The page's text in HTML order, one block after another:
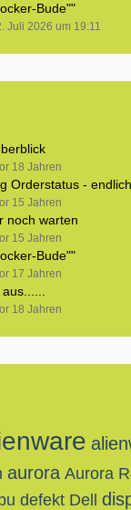
Bude""
Juli 2026 um 19:11
18 Jahren
Orderstatus -
15 Jahren
noch warten
15 Jahren
Bude""
17 Jahren
18 Jahren
aurora Aurora
defekt Dell